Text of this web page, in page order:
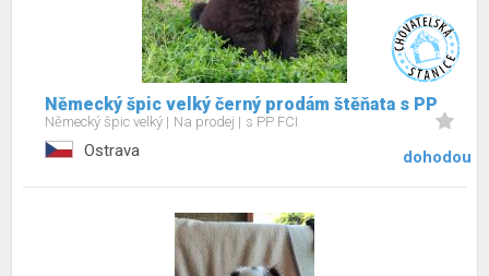
Německý špic velký černý prodám štěňata s PP
Německý špic velký Na prodej s PP FCI
Ostrava dohodou